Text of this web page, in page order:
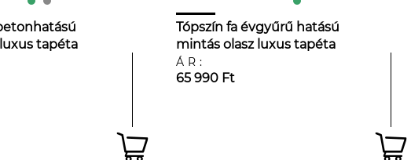
tapéta
Tópszín fa évgyűrű hatású
mintás olasz luxus tapéta
ÁR:
65 990 Ft